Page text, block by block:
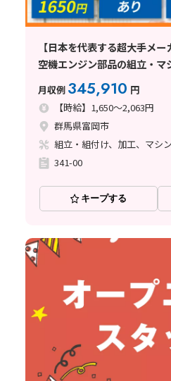
【日本を代表する超大手メ
空機エンジン部品の組立・マ
万円以上可／基本土日祝休み
月収例 345,910 円
【時給】1,650～2,063円
群馬県富岡市
341-00
キープする